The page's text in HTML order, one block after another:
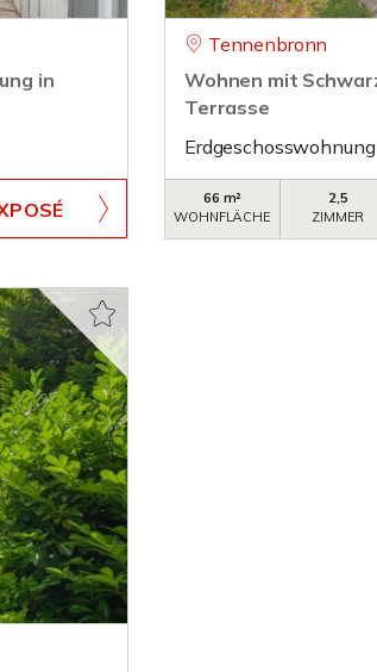
in
Tennenbronn
Wohnen mit
Terrasse
Erdgeschosswohnung
66 m²
WOHNFLÄCHE
2,5
ZIMMER